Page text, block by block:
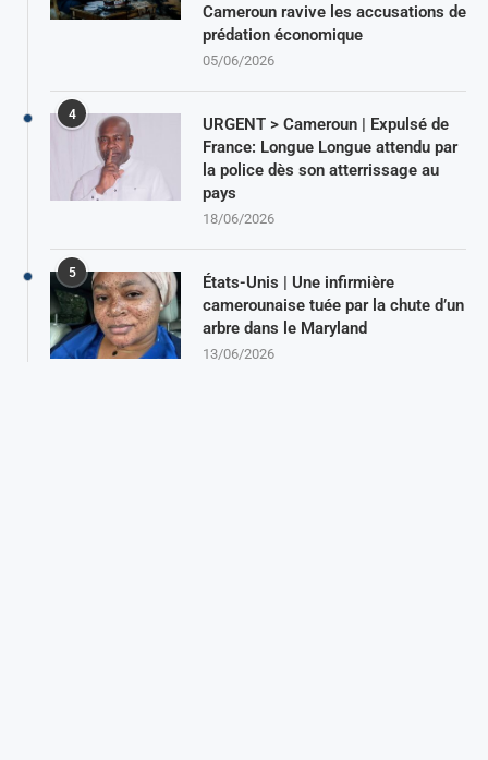
Cameroun ravive les accusations de
prédation économique
05/06/2026
4
URGENT > Cameroun | Expulsé de
France: Longue Longue attendu par
la police dès son atterrissage au
pays
18/06/2026
5
États-Unis | Une infirmière
camerounaise tuée par la chute d’un
arbre dans le Maryland
13/06/2026